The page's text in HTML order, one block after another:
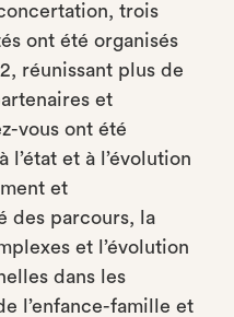
trois
ont été organisés
réunissant plus de
et
vous ont été
et à l’évolution
et
des parcours, la
et l’évolution
dans les
l’enfance-famille et